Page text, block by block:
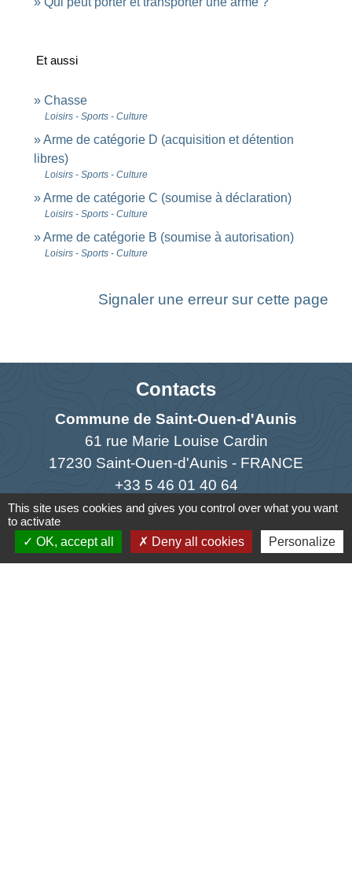
Et aussi
Chasse
Loisirs - Sports - Culture
Arme de catégorie D (acquisition et détention
libres)
Loisirs - Sports - Culture
Arme de catégorie C (soumise à déclaration)
Loisirs - Sports - Culture
Arme de catégorie B (soumise à autorisation)
Loisirs - Sports - Culture
Signaler une erreur sur cette page
Contacts
Commune de Saint-Ouen-d'Aunis
61 rue Marie Louise Cardin
17230 Saint-Ouen-d'Aunis - FRANCE
+33 5 46 01 40 64
Contact par formulaire
This site uses cookies and gives you control over what you want
to activate
OK, accept all
Deny all cookies Personalize